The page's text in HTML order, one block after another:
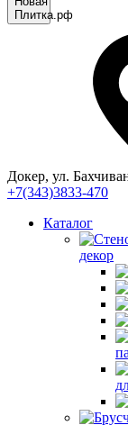
Докер, ул.
+7(343)3833-470
Каталог
декор